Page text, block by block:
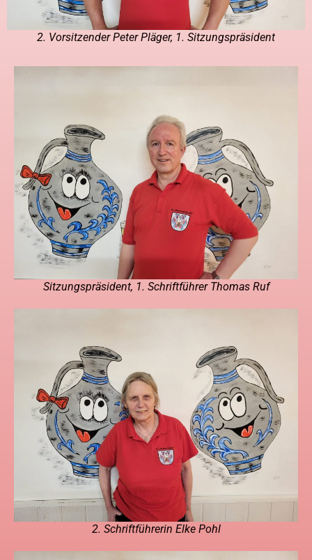
2. Vorsitzender Peter Pläger, 1. Sitzungspräsident
Sitzungspräsident, 1. Schriftführer Thomas Ruf
2. Schriftführerin Elke Pohl